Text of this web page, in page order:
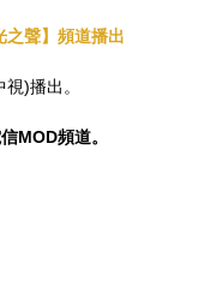
聲】頻道播出
)播出。
MOD頻道。